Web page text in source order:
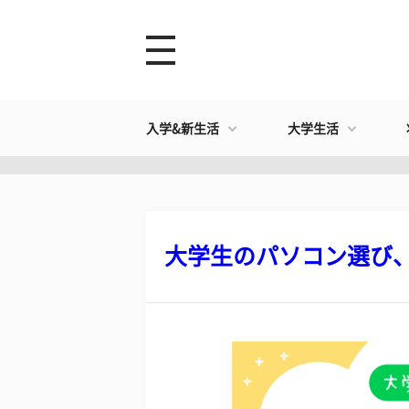
入学&新生活 大学生活
大学生のパソコン選び